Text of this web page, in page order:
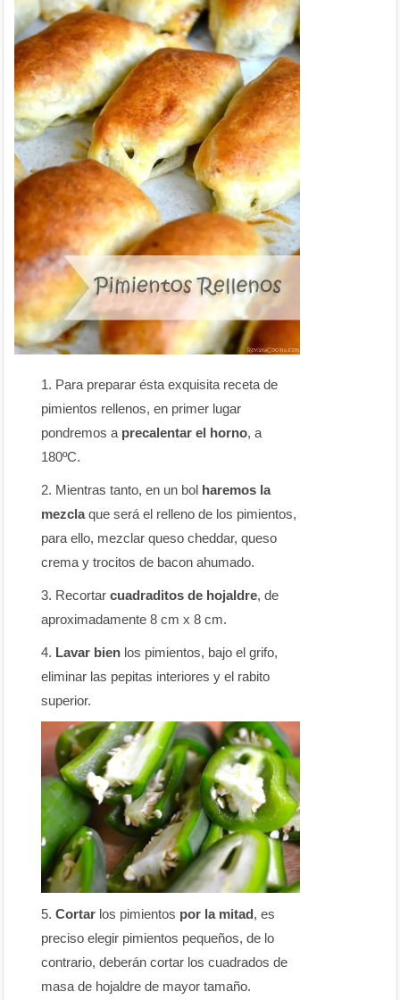
Para preparar ésta exquisita receta de
pimientos rellenos, en primer lugar
pondremos a precalentar el horno, a
180ºC.
Mientras tanto, en un bol haremos la
mezclaque será el relleno de los pimientos,
para ello, mezclar queso cheddar, queso
crema y trocitos de bacon ahumado.
Recortarcuadraditos de hojaldre, de
aproximadamente 8 cm x 8 cm.
Lavar bien los pimientos, bajo el grifo,
eliminar las pepitas interiores y el rabito
superior.
Cortar los pimientos por la mitad, es
preciso elegir pimientos pequeños, de lo
contrario, deberán cortar los cuadrados de
masa de hojaldre de mayor tamaño.